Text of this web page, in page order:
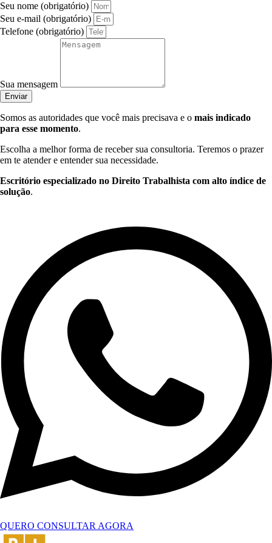
Seu nome (obrigatório)
Seu e-mail (obrigatório)
Telefone (obrigatório)
Sua mensagem
Enviar
Somos as autoridades que você mais precisava e o mais indicado
para esse momento.
Escolha a melhor forma de receber sua consultoria. Teremos o prazer
em te atender e entender sua necessidade.
Escritório especializado no Direito Trabalhista com alto índice de
solução.
QUERO CONSULTAR AGORA